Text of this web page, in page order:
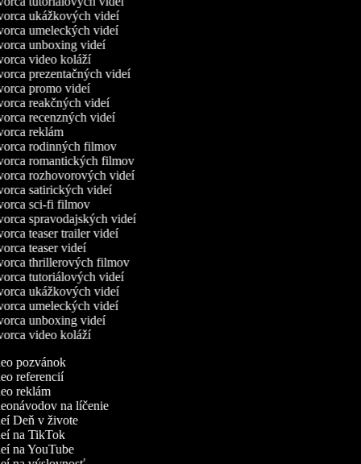
ukážkových videí
umeleckých videí
unboxing videí
video koláží
prezentačných videí
promo videí
reakčných videí
recenzných videí
reklám
rodinných filmov
romantických filmov
rozhovorových videí
satirických videí
sci-fi filmov
spravodajských videí
teaser trailer videí
teaser videí
thrillerových filmov
tutoriálových videí
ukážkových videí
umeleckých videí
unboxing videí
video koláží
pozvánok
referencií
reklám
na líčenie
Deň v živote
na TikTok
na YouTube